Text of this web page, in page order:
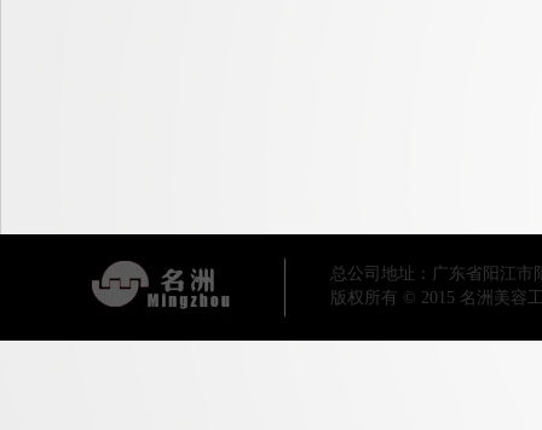
总公司地址：广东省阳江市
版权所有 © 2015 名洲美容